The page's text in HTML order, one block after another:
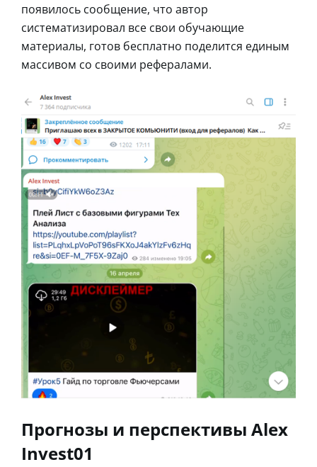
появилось сообщение, что автор
систематизировал все свои обучающие
материалы, готов бесплатно поделится единым
массивом со своими рефералами.
Прогнозы и перспективы Alex
Invest01